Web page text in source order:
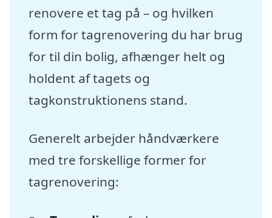
renovere et tag på – og hvilken
form for tagrenovering du har brug
for til din bolig, afhænger helt og
holdent af tagets og
tagkonstruktionens stand.
Generelt arbejder håndværkere
med tre forskellige former for
tagrenovering: